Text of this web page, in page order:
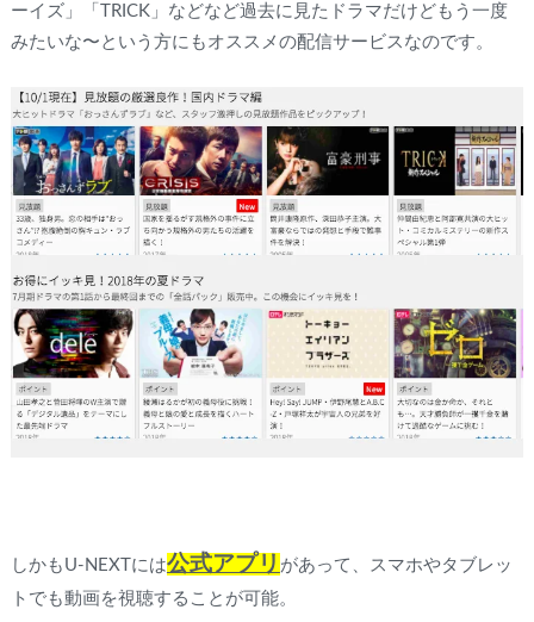
ーイズ」「TRICK」などなど過去に見たドラマだけどもう一度
みたいな〜という方にもオススメの配信サービスなのです。
しかもU-NEXTには公式アプリ があって、スマホやタブレッ
トでも動画を視聴することが可能。